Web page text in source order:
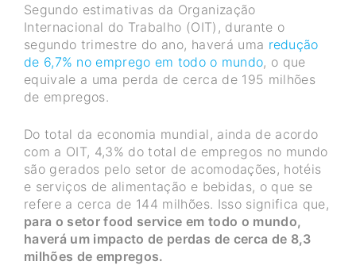
Segundo estimativas da Organização
Internacional do Trabalho (OIT), durante o
segundo trimestre do ano, haverá uma redução
de 6,7% no emprego em todo o mundo, o que
equivale a uma perda de cerca de 195 milhões
de empregos.
Do total da economia mundial, ainda de acordo
com a OIT, 4,3% do total de empregos no mundo
são gerados pelo setor de acomodações, hotéis
e serviços de alimentação e bebidas, o que se
refere a cerca de 144 milhões. Isso significa que,
para o setor food service em todo o mundo,
haverá um impacto de perdas de cerca de 8,3
milhões de empregos.